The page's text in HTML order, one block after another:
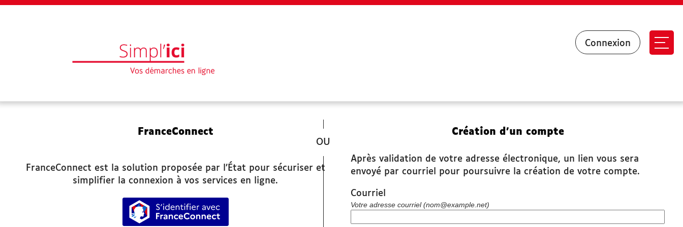
Connexion
EN 1 CLIC
Mon profil
Mes demandes
Besoin d'aide
SITES UTILES
www.grandchambery.fr
Démarches Ville de Chambéry
FranceConnect
FranceConnect est la solution proposée par l’État pour sécuriser et
simplifier la connexion à vos services en ligne.
S’identifier avec FranceConnect
Création d’un compte
Après validation de votre adresse électronique, un lien vous sera
envoyé par courriel pour poursuivre la création de votre compte.
Courriel
Votre adresse courriel (nom@example.net)